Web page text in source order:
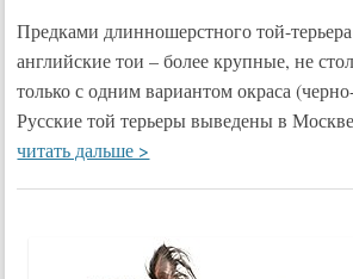
Предками длинношерстного той-
английские тои – более крупные, не
только с одним вариантом окраса
Русские той терьеры выведены в
читать дальше >